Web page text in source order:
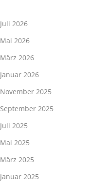
Juli 2026
Mai 2026
März 2026
Januar 2026
November 2025
September 2025
Juli 2025
Mai 2025
März 2025
Januar 2025